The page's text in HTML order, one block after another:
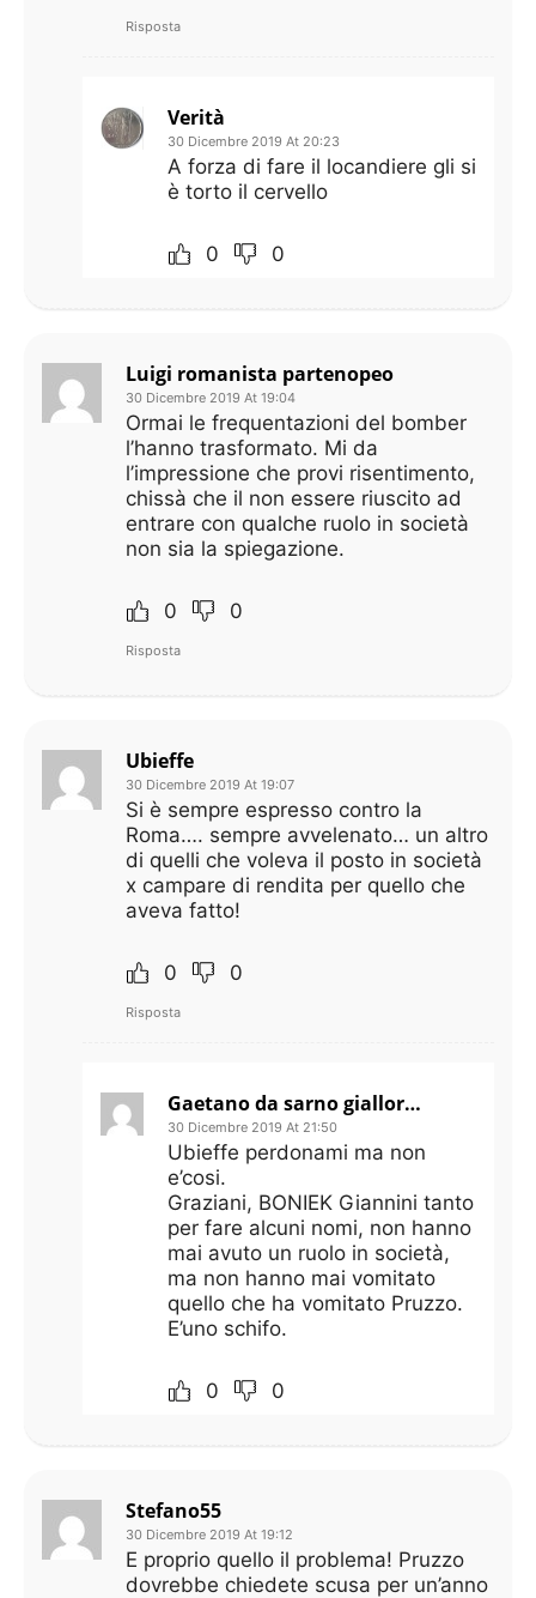
Risposta
Verità
30 Dicembre 2019 At 20:23
A forza di fare il locandiere gli si
è torto il cervello
0 0
Luigi romanista partenopeo
30 Dicembre 2019 At 19:04
Ormai le frequentazioni del bomber
l’hanno trasformato. Mi da
l’impressione che provi risentimento,
chissà che il non essere riuscito ad
entrare con qualche ruolo in società
non sia la spiegazione.
0 0
Risposta
Ubieffe
30 Dicembre 2019 At 19:07
Si è sempre espresso contro la
Roma…. sempre avvelenato… un altro
di quelli che voleva il posto in società
x campare di rendita per quello che
aveva fatto!
0 0
Risposta
Gaetano da sarno giallorossa.ZANIOLO NON SI TOCCA
30 Dicembre 2019 At 21:50
Ubieffe perdonami ma non
e’cosi.
Graziani, BONIEK Giannini tanto
per fare alcuni nomi, non hanno
mai avuto un ruolo in società,
ma non hanno mai vomitato
quello che ha vomitato Pruzzo.
E’uno schifo.
0 0
Stefano55
30 Dicembre 2019 At 19:12
E proprio quello il problema! Pruzzo
dovrebbe chiedete scusa per un’anno